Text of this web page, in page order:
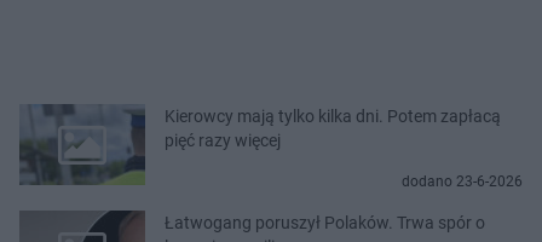
Kierowcy mają tylko kilka dni. Potem zapłacą
pięć razy więcej
dodano 23-6-2026
Łatwogang poruszył Polaków. Trwa spór o